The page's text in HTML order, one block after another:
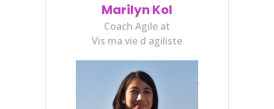
Marilyn Kol
Coach Agile at
Vis ma vie d agiliste